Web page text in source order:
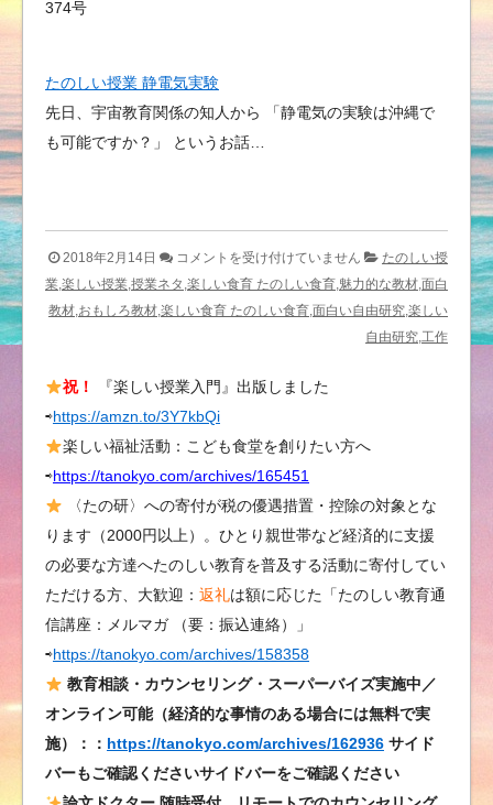
374号
たのしい授業 静電気実験
先日、宇宙教育関係の知人から 「静電気の実験は沖縄で
も可能ですか？」 というお話…
2018年2月14日
今
は
い
板
倉
先
の
は
コメントを受け付けていません
たのしい授
業,楽しい授業,授業ネタ,楽しい食育 たのしい食育,魅力的な教材,面白
教材,おもしろ教材,楽しい食育 たのしい食育,面白い自由研究,楽しい
自由研究,工作
祝！
『楽しい授業入門』出版しました
⇨https://amzn.to/3Y7kbQi
楽しい福祉活動：こども食堂を創りたい方へ
⇨https://tanokyo.com/archives/165451
〈たの研〉への寄付が税の優遇措置・控除の対象とな
ります（2000円以上）。ひとり親世帯など経済的に支援
の必要な方達へたのしい教育を普及する活動に寄付してい
ただける方、大歓迎： 返礼は額に応じた「たのしい教育通
信講座：メルマガ （要：振込連絡）」
⇨https://tanokyo.com/archives/158358
教育相談・カウンセリング・スーパーバイズ実施中／
オンライン可能（経済的な事情のある場合には無料で実
施）：： https://tanokyo.com/archives/162936 サイド
バーもご確認くださいサイドバーをご確認ください